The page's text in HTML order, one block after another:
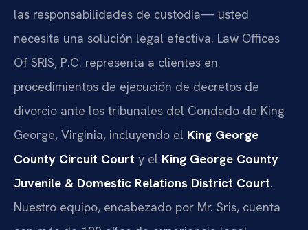
las responsabilidades de custodia— usted
necesita una solución legal efectiva. Law Offices
Of SRIS, P.C. representa a clientes en
procedimientos de ejecución de decretos de
divorcio ante los tribunales del Condado de King
George, Virginia, incluyendo el King George
County Circuit Court y el King George County
Juvenile & Domestic Relations District Court.
Nuestro equipo, encabezado por Mr. Sris, cuenta